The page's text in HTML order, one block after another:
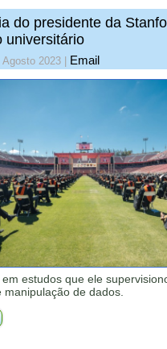
do presidente da
universitário
Agosto 2023 Email
estudos que ele
manipulação de dados.